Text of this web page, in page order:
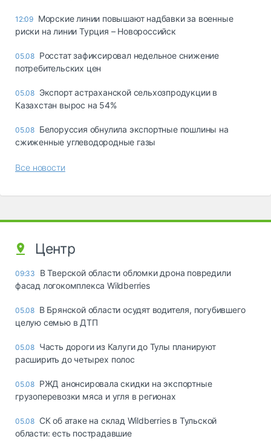
12:09 Морские линии повышают надбавки за военные
риски на линии Турция – Новороссийск
05.08 Росстат зафиксировал недельное снижение
потребительских цен
05.08 Экспорт астраханской сельхозпродукции в
Казахстан вырос на 54%
05.08 Белоруссия обнулила экспортные пошлины на
сжиженные углеводородные газы
Все новости
Центр
09:33
В Тверской области обломки дрона повредили
фасад логокомплекса Wildberries
05.08 В Брянской области осудят водителя, погубившего
целую семью в ДТП
05.08 Часть дороги из Калуги до Тулы планируют
расширить до четырех полос
05.08 РЖД анонсировала скидки на экспортные
грузоперевозки мяса и угля в регионах
05.08 СК об атаке на склад Wildberries в Тульской
области: есть пострадавшие